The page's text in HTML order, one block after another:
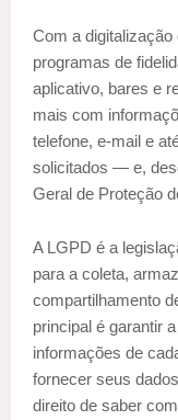
Com a
programas de
aplicativo, bares e
mais com
telefone, e-mail e
solicitados — e,
Geral de Proteção
A LGPD é a
para a coleta,
compartilhamento
principal é garantir
informações de
fornecer seus
direito de saber